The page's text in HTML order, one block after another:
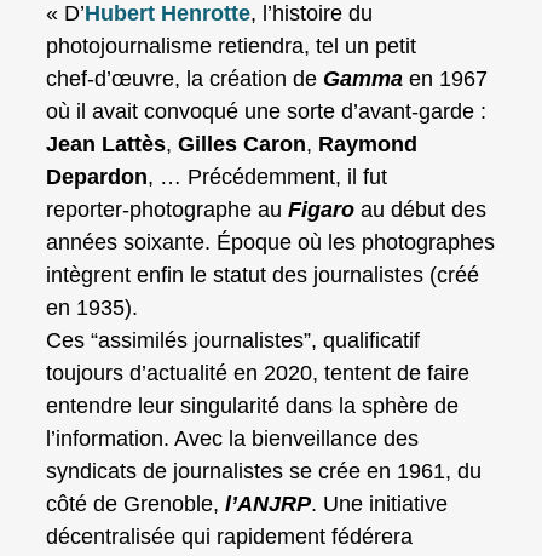
« D’Hubert Henrotte, l’histoire du
photojournalisme retiendra, tel un petit
chef‑d’œuvre, la création de Gamma en 1967
où il avait convoqué une sorte d’avant‑garde :
Jean Lattès, Gilles Caron, Raymond
Depardon, … Précédemment, il fut
reporter‑photographe au Figaro au début des
années soixante. Époque où les photographes
intègrent enfin le statut des journalistes (créé
en 1935).
Ces “assimilés journalistes”, qualificatif
toujours d’actualité en 2020, tentent de faire
entendre leur singularité dans la sphère de
l’information. Avec la bienveillance des
syndicats de journalistes se crée en 1961, du
côté de Grenoble, l’ANJRP. Une initiative
décentralisée qui rapidement fédérera